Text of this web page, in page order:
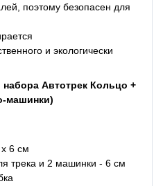
поэтому безопасен для
и экологически
набора Автотрек Кольцо +
машинки)
6 см
трека и 2 машинки - 6 см